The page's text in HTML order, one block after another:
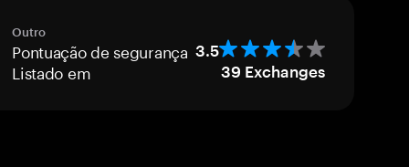
Outro
Pontuação de segurança 3.5
Listado em 39 Exchanges